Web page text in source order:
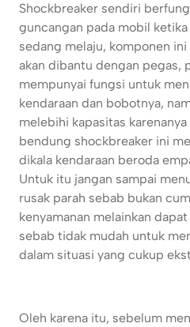
Shockbreaker sendiri
guncangan pada mobil
sedang melaju, komponen
akan dibantu dengan pegas,
mempunyai fungsi untuk
kendaraan dan bobotnya,
melebihi kapasitas
bendung shockbreaker ini
dikala kendaraan beroda
Untuk itu jangan sampai
rusak parah sebab bukan
kenyamanan melainkan
sebab tidak mudah untuk
dalam situasi yang cukup
Oleh karena itu, sebelum